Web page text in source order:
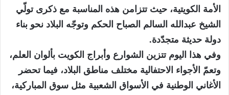
الأمة الكويتية، حيث تتزامن هذه المناسبة مع ذكرى تولّي
الشيخ عبدالله السالم الصباح الحكم وتوجّه البلاد نحو بناء
دولة حديثة متجدّدة.
وفي هذا اليوم تتزين الشوارع وأبراج الكويت بألوان العلم،
وتعمّ الأجواء الاحتفالية مختلف مناطق البلاد، فيما تحضر
الأغاني الوطنية في الأسواق الشعبية مثل سوق المباركية،